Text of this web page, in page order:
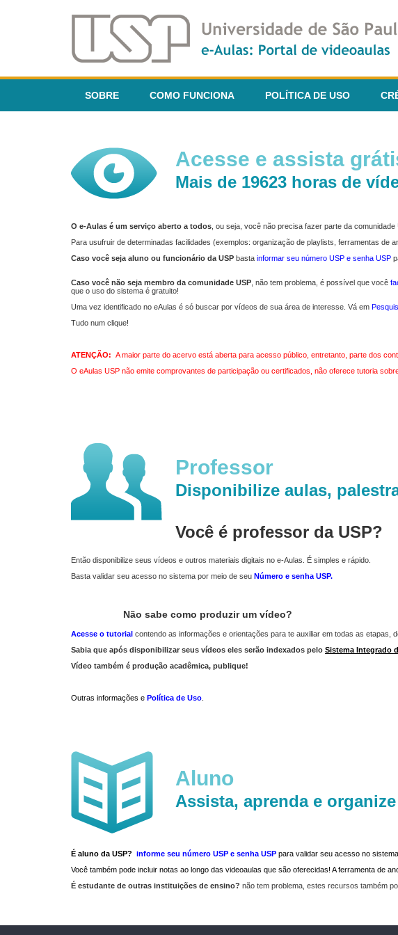
SOBRE COMO FUNCIONA POLÍTICA DE USO
Acesse e assista
Mais de 19623 horas de
O e-Aulas é um serviço aberto a todos , ou seja, você não precisa fazer parte da
Para usufruir de determinadas facilidades (exemplos: organização de playlists, ferramentas
Caso você seja aluno ou funcionário da USP basta informar seu número USP e senha USP
Caso você não seja membro da comunidade USP , não tem problema, é possível que você
que o uso do sistema é gratuito!
Uma vez identificado no eAulas é só buscar por vídeos de sua área de interesse. Vá em
Tudo num clique!
ATENÇÃO: A maior parte do acervo está aberta para acesso público, entretanto, parte dos
O eAulas USP não emite comprovantes de participação ou certificados, não oferece tutoria
Professor
Disponibilize aulas,
Você é professor da USP?
Então disponibilize seus vídeos e outros materiais digitais no e-Aulas. É simples e rápido.
Basta validar seu acesso no sistema por meio de seu Número e senha USP.
Não sabe como produzir um vídeo?
Acesse o tutorial contendo as informações e orientações para te auxiliar em todas as etapas,
Sabia que após disponibilizar seus vídeos eles serão indexados pelo Sistema Integrado
Vídeo também é produção acadêmica, publique!
Outras informações e Política de Uso
Aluno
Assista, aprenda e
É aluno da USP? informe seu número USP e senha USP para validar seu acesso no
Você também pode incluir notas ao longo das videoaulas que são oferecidas! A ferramenta de
É estudante de outras instituições de ensino? não tem problema, estes recursos também